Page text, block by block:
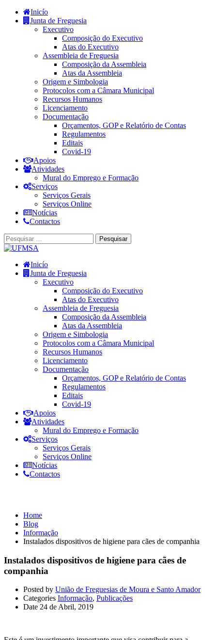
Inicío
Junta de Freguesia
Executivo
Composição do Executivo
Atas do Executivo
Assembleia de Freguesia
Composição da Assembleia
Atas da Assembleia
Origem e Simbologia
Protocolos com a Câmara Municipal
Recursos Humanos
Licenciamento
Documentação
Orçamentos, GOP e Relatório de Contas
Regulamentos
Editais
Covid-19
Apoios
Atividades
Mural do Emprego e Formação
Serviços
Serviços Gerais
Serviços Online
Notícias
Contactos
Inicío
Junta de Freguesia
Executivo
Composição do Executivo
Atas do Executivo
Assembleia de Freguesia
Composição da Assembleia
Atas da Assembleia
Origem e Simbologia
Protocolos com a Câmara Municipal
Recursos Humanos
Licenciamento
Documentação
Orçamentos, GOP e Relatório de Contas
Regulamentos
Editais
Covid-19
Apoios
Atividades
Mural do Emprego e Formação
Serviços
Serviços Gerais
Serviços Online
Notícias
Contactos
Home
Blog
Informação
Instalados dispositivos de higiene para cães de companhia
Instalados dispositivos de higiene para cães de
companhia
Posted by União de Freguesias de Moura e Santo Amador
Categories Informação, Publicações
Date 24 de Abril, 2019